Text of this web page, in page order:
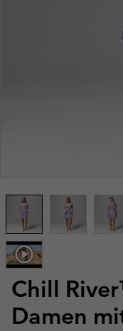
Chill
Damen